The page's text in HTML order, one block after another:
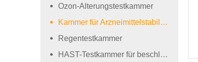
Ozon-Alterungstestkammer
Kammer für Arzneimittelstabilitätstests
Regentestkammer
HAST-Testkammer für beschleunigte Alterung